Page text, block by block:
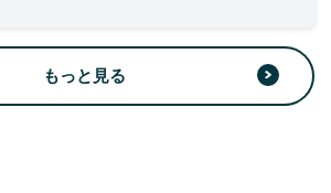
もっと見る